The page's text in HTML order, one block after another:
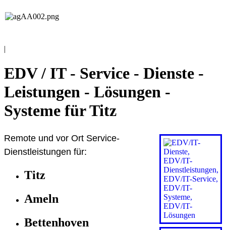
|
EDV / IT - Service - Dienste -
Leistungen - Lösungen -
Systeme für Titz
Remote und vor Ort Service-
Dienstleistungen für:
Titz
Ameln
Bettenhoven